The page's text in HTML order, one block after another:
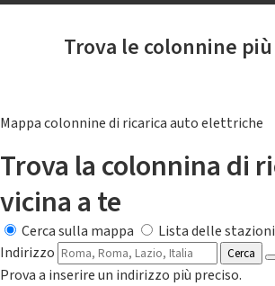
Trova le colonnine
Mappa colonnine di ricarica auto elettriche
Trova la colonnina di
vicina a te
Cerca sulla mappa
Lista delle stazioni
Indirizzo
Cerca
Prova a inserire un indirizzo più preciso.